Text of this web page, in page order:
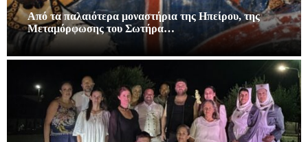
Από τα παλαιότερα μοναστήρια της Ηπείρου, της
Μεταμόρφωσης του Σωτήρα…